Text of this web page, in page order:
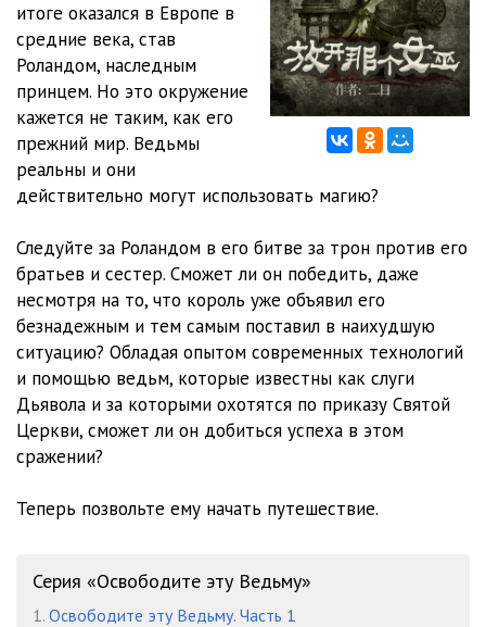
Глава 1160 09:41
Глава 1161 09:13
Глава 1162 10:11
Глава 1163
Глава 1164
Глава 1165 09:11
Глава 1166
Глава 1167 08:56
Глава 1168
Глава 1169
Глава 1170
Глава 1171
Глава 1173
итоге оказался в Европе в
средние века, став
Роландом, наследным
принцем. Но это окружение
кажется не таким, как его
прежний мир. Ведьмы
реальны и они
действительно могут использовать магию?
Следуйте за Роландом в его битве за трон против его
братьев и сестер. Сможет ли он победить, даже
несмотря на то, что король уже объявил его
безнадежным и тем самым поставил в наихудшую
ситуацию? Обладая опытом современных технологий
и помощью ведьм, которые известны как слуги
Дьявола и за которыми охотятся по приказу Святой
Церкви, сможет ли он добиться успеха в этом
сражении?
Теперь позвольте ему начать путешествие.
Серия «Освободите эту Ведьму»
1. Освободите эту Ведьму. Часть 1